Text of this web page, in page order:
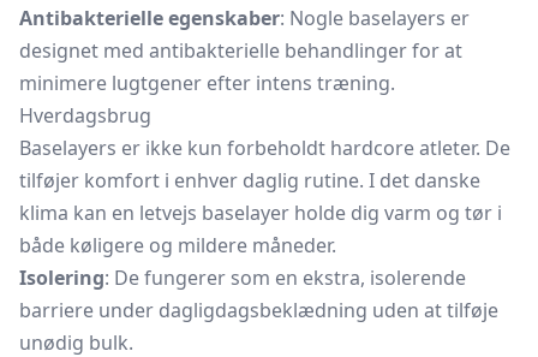
Antibakterielle egenskaber: Nogle baselayers er
designet med antibakterielle behandlinger for at
minimere lugtgener efter intens træning.
Hverdagsbrug
Baselayers er ikke kun forbeholdt hardcore atleter. De
tilføjer komfort i enhver daglig rutine. I det danske
klima kan en letvejs baselayer holde dig varm og tør i
både køligere og mildere måneder.
Isolering: De fungerer som en ekstra, isolerende
barriere under dagligdagsbeklædning uden at tilføje
unødig bulk.